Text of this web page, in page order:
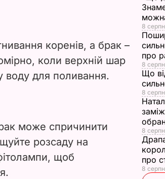
коренів, а брак –
коли верхній шар
воду для поливання.
може спричинити
розсаду на
щоб
8
про
8
Що
8
8
про
8